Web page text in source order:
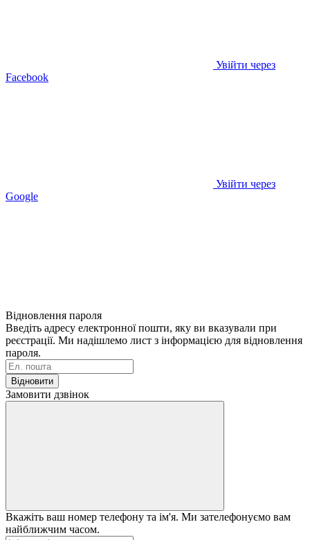
Увійти через
Facebook
Увійти через
Google
Відновлення пароля
Введіть адресу електронної пошти, яку ви вказували при
реєстрації. Ми надішлемо лист з інформацією для відновлення
пароля.
Відновити
Замовити дзвінок
Вкажіть ваш номер телефону та ім'я. Ми зателефонуємо вам
найближчим часом.